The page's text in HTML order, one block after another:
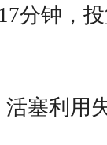
分钟，
塞利用